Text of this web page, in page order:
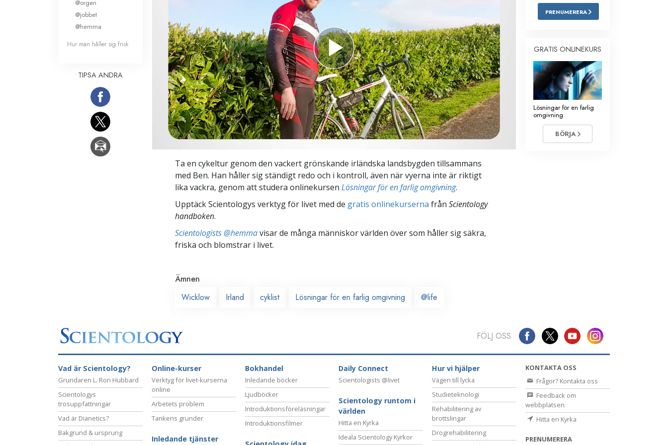
Verktyg för arbetslivet
Etik och tillstånden
Orsaken till undertryckande
Undersökningar
Organiseringens grunder
Grunderna i public relations
Ta en cykeltur genom den vackert grönskande irländska landsbygden tillsammans
med Ben. Han håller sig ständigt redo och i kontroll, även när vyerna inte är riktigt
lika vackra, genom att studera onlinekursen Lösningar för en farlig omgivning.
Upptäck Scientologys verktyg för livet med de gratis onlinekurserna från Scientology
handboken.
Scientologists @hemmavisar de många människor världen över som håller sig säkra,
friska och blomstrar i livet.
Ämnen
Wicklow
Irland cyklist Lösningar för en farlig omgivning @life
@orgen
@jobbet
@hemma
Hur man håller sig frisk
TIPSA ANDRA
PRENUMERERA
GRATIS ONLINEKURS
Lösningar för en farlig
omgivning
BÖRJA
FÖLJ OSS
Vad är Scientology?
Grundaren L. Ron Hubbard
Scientologys
trosuppfattningar
Vad är Dianetics?
Bakgrund & ursprung
Online-kurser
Verktyg för livet-kurserna
online
Arbetets problem
Tankens grunder
Inledande tjänster
Bokhandel
Inledande böcker
Ljudböcker
Introduktionsföreläsningar
Introduktionsfilmer
Daily Connect
Scientologists @livet
Scientology runtom i
världen
Hitta en Kyrka
Ideala Scientology Kyrkor
Hur vi hjälper
Vägen till lycka
Studieteknologi
Rehabilitering av
brottslingar
Drogrehabilitering
KONTAKTA OSS
Frågor? Kontakta oss
Feedback om
webbplatsen
Hitta en Kyrka
PRENUMERERA